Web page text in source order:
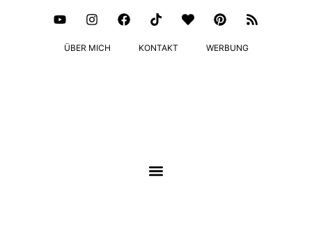
ÜBER MICH KONTAKT WERBUNG